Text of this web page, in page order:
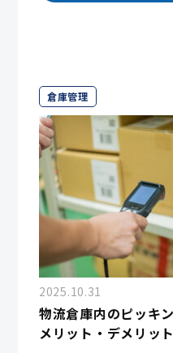
倉庫管理
2025.10.31
物流倉庫内のピッキ
メリット・デメリッ